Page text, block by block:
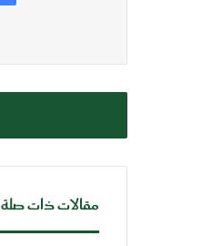
مقالات ذات صلة